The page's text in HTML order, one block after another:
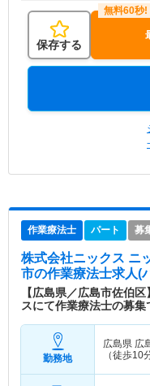
保存する
作業療法士 パート 募
株式会社ニックス ニ
市の作業療法士求人(
【広島県／広島市佐伯
スにて作業療法士の募集
勤務地
広島県 広
（徒歩10